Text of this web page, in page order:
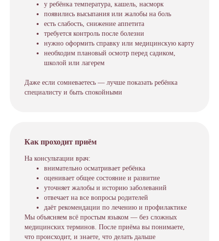
у ребёнка температура, кашель, насморк
появились высыпания или жалобы на боль
есть слабость, снижение аппетита
требуется контроль после болезни
нужно оформить справку или медицинскую карту
необходим плановый осмотр перед садиком,
школой или лагерем
Даже если сомневаетесь — лучше показать ребёнка
специалисту и быть спокойными
Как проходит приём
На консультации врач:
внимательно осматривает ребёнка
оценивает общее состояние и развитие
уточняет жалобы и историю заболеваний
отвечает на все вопросы родителей
даёт рекомендации по лечению и профилактике
Мы объясняем всё простым языком — без сложных
медицинских терминов. После приёма вы понимаете,
что происходит, и знаете, что делать дальше